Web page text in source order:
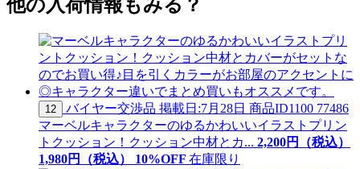
他の入荷情報もみる？
12 バイヤー交渉品 掲載日:7月28日 商品ID1100 77486
マーベルキャラクターのゆるかわいいイラストプリン
トクッション！クッション中材とカ... 2,200円（税込）
1,980円（税込） 10%OFF 在庫限り